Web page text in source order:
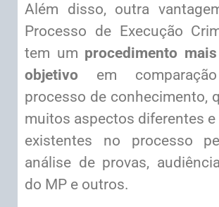
Além disso, outra
Processo de Execução
tem um procedimento
objetivo em
processo de conhecimento,
muitos aspectos diferentes
existentes no processo
análise de provas,
do MP e outros.